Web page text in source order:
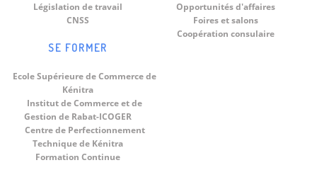
Législation de travail
CNSS
Opportunités d'affaires
Foires et salons
Coopération consulaire
SE FORMER
Ecole Supérieure de Commerce de
Kénitra
Institut de Commerce et de
Gestion de Rabat-ICOGER
Centre de Perfectionnement
Technique de Kénitra
Formation Continue